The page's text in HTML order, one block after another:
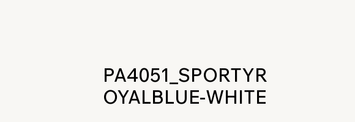
PA4051_SPORTYR
OYALBLUE-WHITE